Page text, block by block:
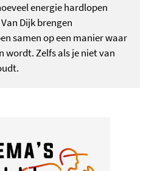
energie hardlopen
Dijk brengen
samen op een manier waar
wordt. Zelfs als je niet van